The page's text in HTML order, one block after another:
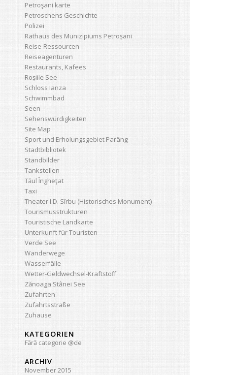
Petroşani karte
Petroschens Geschichte
Polizei
Rathaus des Munizipiums Petroșani
Reise-Ressourcen
Reiseagenturen
Restaurants, Kafees
Roșiile See
Schloss Ianza
Schwimmbad
Seen
Sehenswürdigkeiten
Site Map
Sport und Erholungsgebiet Parâng
Stadtbibliotek
Standbilder
Tankstellen
Tăul Îngheţat
Taxi
Theater I.D. Sîrbu (Historisches Monument)
Tourismusstrukturen
Touristische Landkarte
Unterkunft für Touristen
Verde See
Wanderwege
Wasserfälle
Wetter-Geldwechsel-Kraftstoff
Zănoaga Stânei See
Zufahrten
Zufahrtsstraße
Zuhause
KATEGORIEN
Fără categorie @de
ARCHIV
November 2015